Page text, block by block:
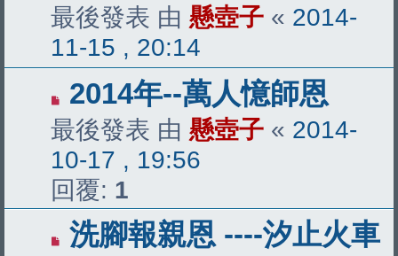
最後發表 由 懸壺子 « 2014-
11-15 , 20:14
2014年--萬人憶師恩
最後發表 由 懸壺子 « 2014-
10-17 , 19:56
回覆: 1
洗腳報親恩 ----汐止火車